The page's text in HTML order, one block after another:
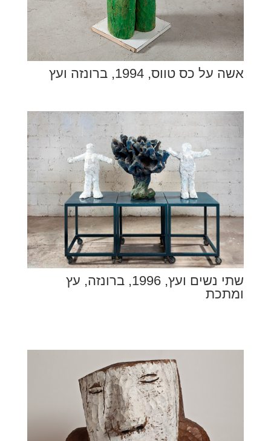
אשה על כס טווס, 1994, ברונזה ועץ
שתי נשים ועץ, 1996, ברונזה, עץ
ומתכת